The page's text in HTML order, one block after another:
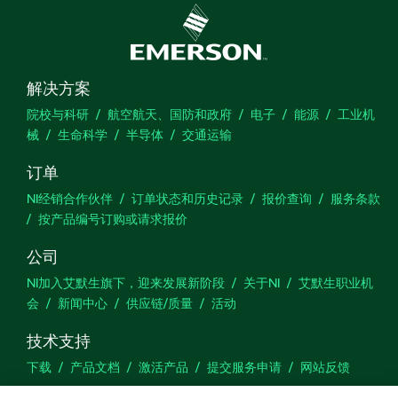
解决方案
院校与科研 航空航天、国防和政府 电子 能源
工业机
械
生命科学 半导体 交通运输
订单
NI经销合作伙伴 订单状态和历史记录 报价查询
服务条款
按产品编号订购或请求报价
公司
NI加入艾默生旗下，迎来发展新阶段 关于NI
艾默生职业机
会
新闻中心 供应链/质量 活动
技术支持
下载 产品文档 激活产品 提交服务申请 网站反馈